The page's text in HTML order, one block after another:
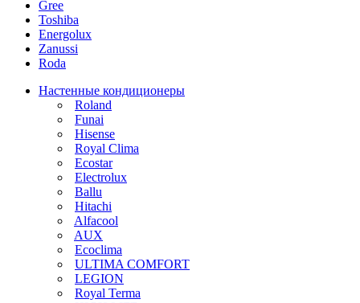
Gree
Toshiba
Energolux
Zanussi
Roda
Настенные кондиционеры
Roland
Funai
Hisense
Royal Clima
Ecostar
Electrolux
Ballu
Hitachi
Alfacool
AUX
Ecoclima
ULTIMA COMFORT
LEGION
Royal Terma